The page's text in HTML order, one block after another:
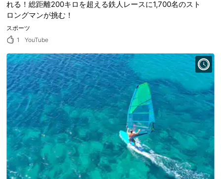
れる！総距離200キロを超える鉄人レースに1,700名のスト
ロングマンが挑む！
スポーツ
1
YouTube